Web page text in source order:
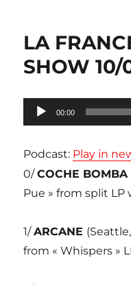
LA
SHOW 10/
Lecteur
audio
00:00
Podcast: Play in
0/COCHE BOMBA
Pue » from split LP
1/ARCANE
from « Whispers »